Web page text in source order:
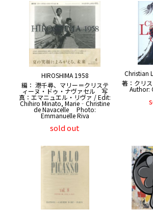
HIROSHIMA 1958
編： 港千尋、マリー＝クリステ
ィーヌ・ドゥ・ナヴァセル 写
真：エマニュエル・リヴァ / Edit:
Chihiro Minato, Marie‐Christine
de Navacelle Photo:
Emmanuelle Riva
sold out
Christian
著：クリ
Author: